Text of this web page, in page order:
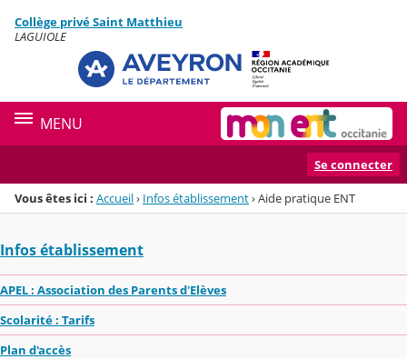
Menu de la rubrique
Contenu
Collège privé Saint Matthieu
LAGUIOLE
MENU
Se connecter
Vous êtes ici : Accueil› Infos établissement›Aide pratique ENT
Infos établissement
APEL : Association des Parents d'Elèves
Scolarité : Tarifs
Plan d'accès